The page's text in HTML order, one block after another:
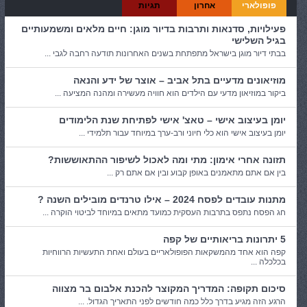
פופולארי אחרון תגיות
פעילויות, סדנאות ותרבות בדיור מוגן: חיים מלאים ומשמעותיים
בגיל השלישי
בבתי דיור מוגן בישראל מתפתחת בשנים האחרונות תודעה רחבה לגבי ...
מוזיאונים מדעיים בתל אביב – אוצר של ידע והנאה
ביקור במוזיאון מדעי עם הילדים הוא חוויה מעשירה ומהנה המציעה ...
יומן בעיצוב אישי – טאצ' אישי לפתיחת שנת הלימודים
יומן בעיצוב אישי הוא כלי חיוני ורב-ערך במיוחד עבור תלמידי ...
תזונה אחרי אימון: מתי ומה לאכול לשיפור ההתאוששות?
בין אם אתם מתאמנים באופן קבוע ובין אם אתם רק ...
מתנות עובדים לפסח 2024 – אילו טרנדים מובילים השנה ?
חג הפסח נתפס בתרבות העסקית כמועד מתאים במיוחד לביטוי הוקרה ...
5 יתרונות בריאותיים של קפה
קפה הוא אחד מהמשקאות הפופולאריים בעולם ואחת התעשיות הרווחיות
בכלכלה ...
סיכום תקופה: המדריך המקוצר להכנת אלבום בר מצווה
הרגע הזה מגיע בדרך כלל כמה חודשים לפני התאריך הגדול. ...